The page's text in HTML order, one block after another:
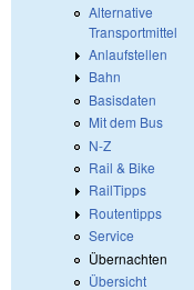
Alternative
Transportmittel
Anlaufstellen
Bahn
Basisdaten
Mit dem Bus
N-Z
Rail & Bike
RailTipps
Routentipps
Service
Übernachten
Übersicht